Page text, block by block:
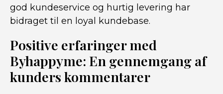
god kundeservice og hurtig levering har
bidraget til en loyal kundebase.
Positive erfaringer med
Byhappyme: En gennemgang af
kunders kommentarer